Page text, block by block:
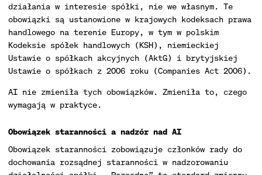
działania w interesie spółki, nie we własnym. Te
obowiązki są ustanowione w krajowych kodeksach prawa
handlowego na terenie Europy, w tym w polskim
Kodeksie spółek handlowych (KSH), niemieckiej
Ustawie o spółkach akcyjnych (AktG) i brytyjskiej
Ustawie o spółkach z 2006 roku (Companies Act 2006).
AI nie zmieniła tych obowiązków. Zmieniła to, czego
wymagają w praktyce.
Obowiązek staranności a nadzór nad AI
Obowiązek staranności zobowiązuje członków rady do
dochowania rozsądnej staranności w nadzorowaniu